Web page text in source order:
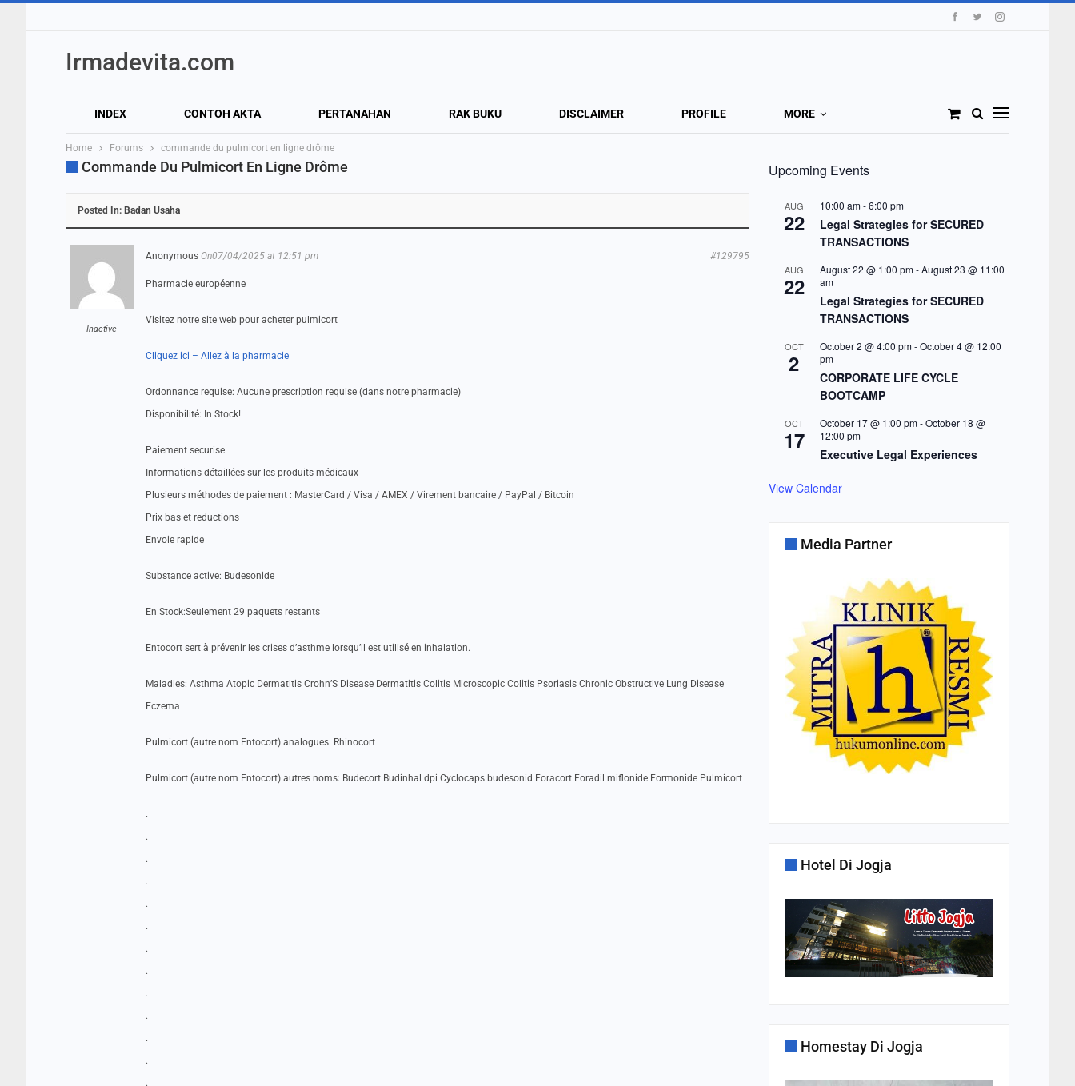
Irmadevita.com
INDEX CONTOH AKTA PERTANAHAN RAK BUKU DISCLAIMER PROFILE MORE
Home Forums commande du pulmicort en ligne drôme
Commande Du Pulmicort En Ligne Drôme
Posted In: Badan Usaha
Inactive
Anonymous On07/04/2025 at 12:51 pm #129795
Pharmacie européenne
Visitez notre site web pour acheter pulmicort
Cliquez ici – Allez à la pharmacie
Ordonnance requise: Aucune prescription requise (dans notre pharmacie)
Disponibilité: In Stock!
Paiement securise
Informations détaillées sur les produits médicaux
Plusieurs méthodes de paiement : MasterCard / Visa / AMEX / Virement bancaire / PayPal / Bitcoin
Prix bas et reductions
Envoie rapide
Substance active: Budesonide
En Stock:Seulement 29 paquets restants
Entocort sert à prévenir les crises d’asthme lorsqu’il est utilisé en inhalation.
Maladies: Asthma Atopic Dermatitis Crohn’S Disease Dermatitis Colitis Microscopic Colitis Psoriasis Chronic Obstructive Lung Disease
Eczema
Pulmicort (autre nom Entocort) analogues: Rhinocort
Pulmicort (autre nom Entocort) autres noms: Budecort Budinhal dpi Cyclocaps budesonid Foracort Foradil miflonide Formonide Pulmicort
.
.
.
.
.
.
.
.
.
.
.
.
.
Upcoming Events
AUG
22
10:00 am-6:00 pm
Legal Strategies for SECURED
TRANSACTIONS
AUG
22
August 22 @ 1:00 pm-August 23 @ 11:00
am
Legal Strategies for SECURED
TRANSACTIONS
OCT
2
October 2 @ 4:00 pm-October 4 @ 12:00
pm
CORPORATE LIFE CYCLE
BOOTCAMP
OCT
17
October 17 @ 1:00 pm-October 18 @
12:00 pm
Executive Legal Experiences
View Calendar
Media Partner
Hotel Di Jogja
Homestay Di Jogja